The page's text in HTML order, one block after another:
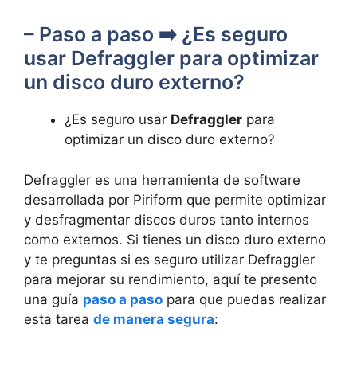
– Paso a paso ➡️ ¿Es seguro
usar Defraggler para optimizar
un disco duro externo?
¿Es seguro usar Defraggler para
optimizar un disco duro externo?
Defraggler es una herramienta de software
desarrollada por Piriform que permite optimizar
y desfragmentar discos duros tanto internos
como externos. Si tienes un disco duro externo
y te preguntas si es seguro utilizar Defraggler
para mejorar su rendimiento, aquí te presento
una guía paso a paso para que puedas realizar
esta tarea de manera segura: